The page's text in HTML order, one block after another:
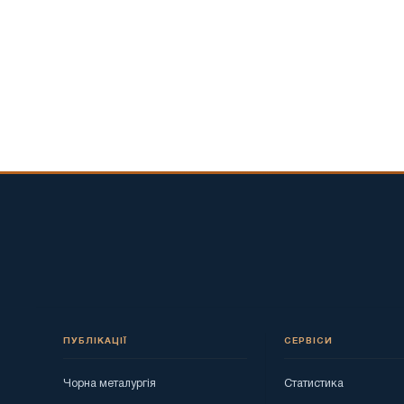
ПУБЛІКАЦІЇ
Чорна металургія
СЕРВІСИ
Статистика